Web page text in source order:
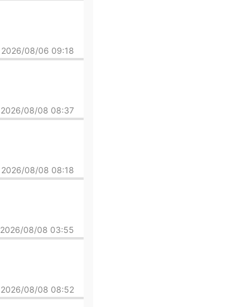
2026/08/06 09:18
2026/08/08 08:37
2026/08/08 08:18
2026/08/08 03:55
2026/08/08 08:52